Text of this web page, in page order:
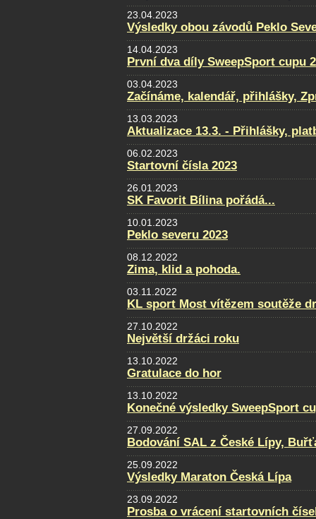
23.04.2023
Výsledky obou závodů Peklo
14.04.2023
První dva díly SweepSport cupu
03.04.2023
Začínáme, kalendář, přihlášky,
13.03.2023
Aktualizace 13.3. - Přihlášky,
06.02.2023
Startovní čísla 2023
26.01.2023
SK Favorit Bílina pořádá...
10.01.2023
Peklo severu 2023
08.12.2022
Zima, klid a pohoda.
03.11.2022
KL sport Most vítězem soutěže
27.10.2022
Největší držáci roku
13.10.2022
Gratulace do hor
13.10.2022
Konečné výsledky SweepSport
27.09.2022
Bodování SAL z České Lípy,
25.09.2022
Výsledky Maraton Česká Lípa
23.09.2022
Prosba o vrácení startovních